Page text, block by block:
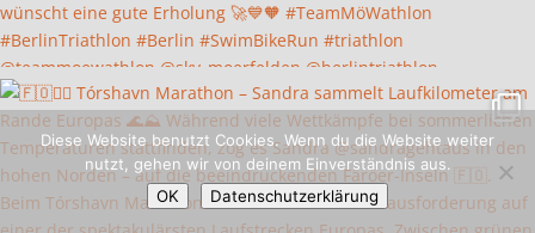
Diese Website benutzt Cookies. Wenn du die Website weiter
nutzt, gehen wir von deinem Einverständnis aus.
OK
Datenschutzerklärung